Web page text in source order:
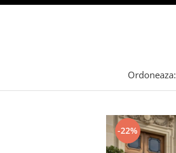
Ordoneaza:
-22%